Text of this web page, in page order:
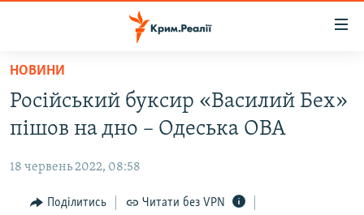
Перейти
основного
матеріалу
до
навігації
ПОЛІТИКА
БЛОГИ
НОВИНИ
Російський буксир «Василий Бех»
пішов на дно – Одеська ОВА
18 червень 2022, 08:58
Поділитись Читати без VPN